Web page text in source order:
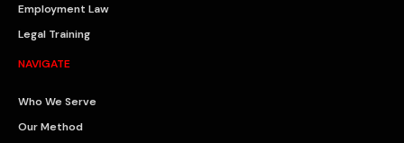
Employment Law
Legal Training
NAVIGATE
Who We Serve
Our Method